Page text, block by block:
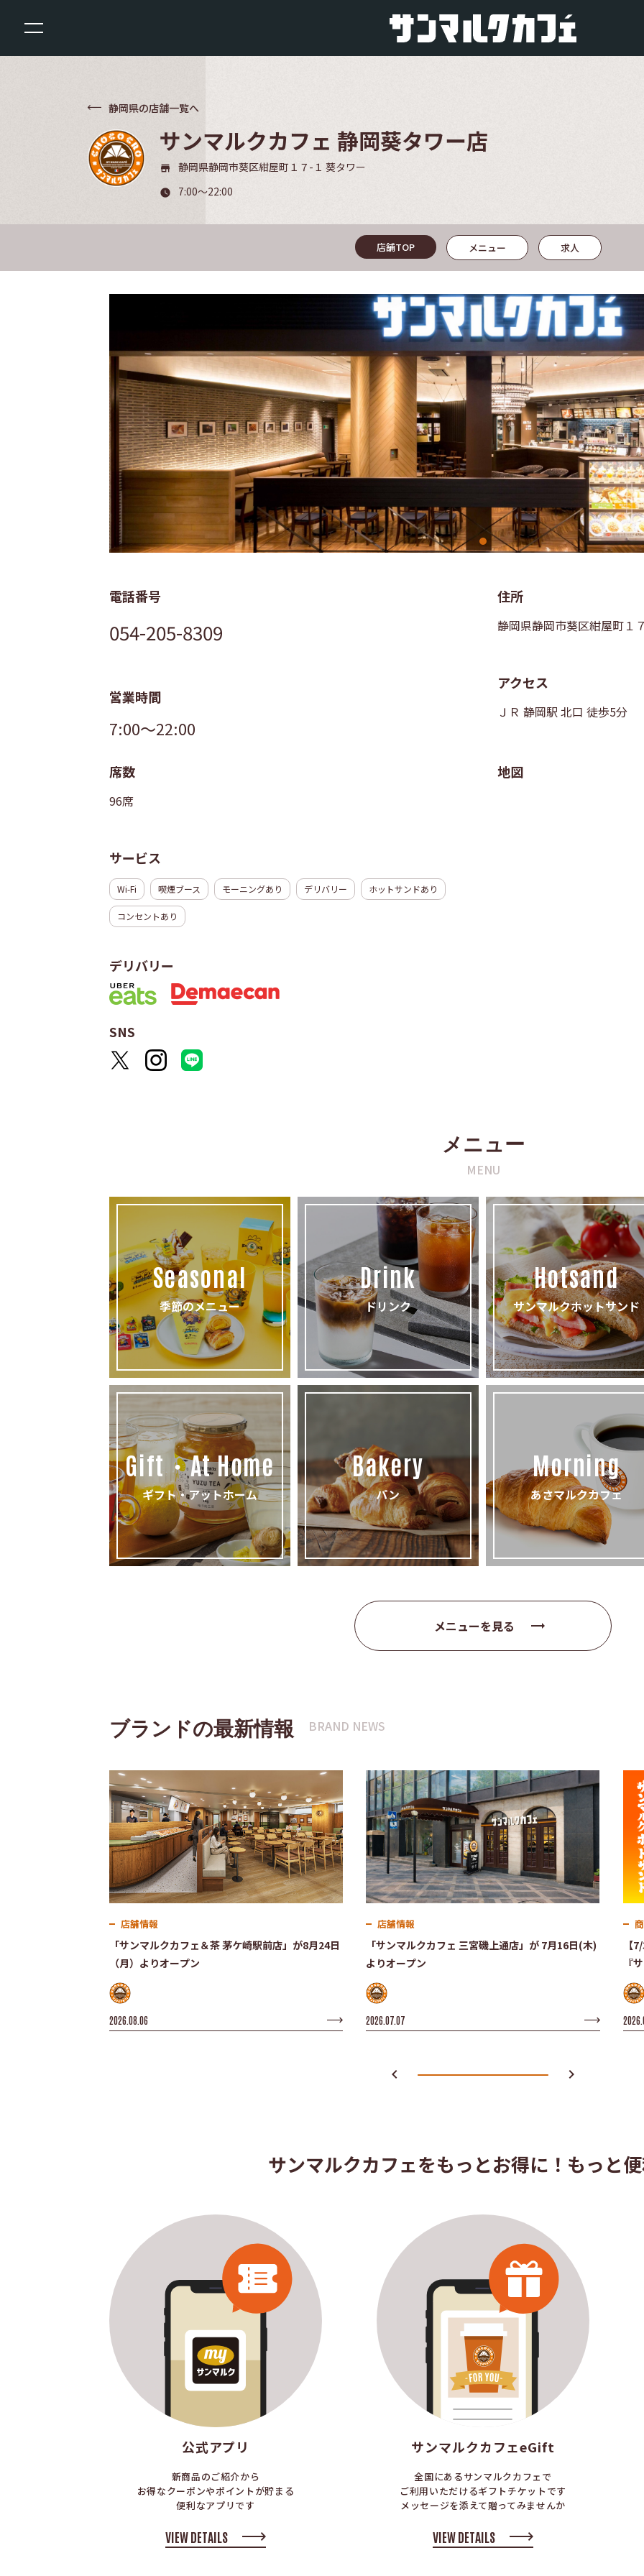
静岡県の店舗一覧へ
サンマルクカフェ 静岡葵タワー店
store_mall_directory 静岡県静岡市葵区紺屋町１７-１ 葵タワー
watch_later 7:00～22:00
店舗TOP メニュー 求人
電話番号
054-205-8309
営業時間
7:00～22:00
席数
96席
サービス
Wi-Fi 喫煙ブース モーニングあり デリバリー ホットサンドあり
コンセントあり
デリバリー
SNS
住所
静岡県静岡市葵区紺屋町１
アクセス
ＪＲ 静岡駅 北口 徒歩5分
地図
メニュー
MENU
Seasonal
季節のメニュー
Drink
ドリンク
Hotsand
サンマルクホットサンド
Gift・At Home
ギフト・アットホーム
Bakery
パン
Morning
あさマルクカフェ
メニューを見る trending_flat
ブランドの最新情報 BRAND NEWS
店舗情報
「サンマルクカフェ＆茶 茅ケ崎駅前店」が8月24日
（月）よりオープン
2026.08.06
店舗情報
「サンマルクカフェ 三宮磯上通店」が 7月16日(木)
よりオープン
2026.07.07
【
『
っ
navigate_before navigate_next
サンマルクカフェをもっとお得に！もっと
公式アプリ
新商品のご紹介から
お得なクーポンやポイントが貯まる
便利なアプリです
VIEW DETAILS
サンマルクカフェeGift
全国にあるサンマルクカフェで
ご利用いただけるギフトチケットです
メッセージを添えて贈ってみませんか
VIEW DETAILS